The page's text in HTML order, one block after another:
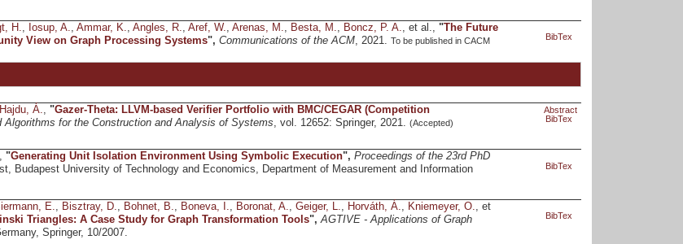
H. Iosup, A. Ammar, K. Angles, R. Aref, W. Arenas, M. Besta, M. Boncz, P. A. , et al., "The Future
View on Graph Processing Systems", Communications of the ACM, 2021. To be published in CACM BibTex
Hajdu, Á. "Gazer-Theta: LLVM-based Verifier Portfolio with BMC/CEGAR (Competition
Algorithms for the Construction and Analysis of Systems , vol. 12652: Springer, 2021.
Abstract
(Accepted)
BibTex
, "Generating Unit Isolation Environment Using Symbolic Execution", Proceedings of the 23rd PhD
Budapest University of Technology and Economics, Department of Measurement and Information
BibTex
E. Bisztray, D. Bohnet, B. Boneva, I. Boronat, A. Geiger, L. Horváth, Á. Kniemeyer, O.
, et
Triangles: A Case Study for Graph Transformation Tools", AGTIVE - Applications of Graph
Springer, 10/2007.
BibTex